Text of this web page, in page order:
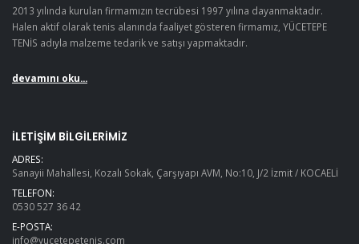
2013 yılında kurulan firmamızın tecrübesi 1997 yılına dayanmaktadır.
Halen aktif olarak tenis alanında faaliyet gösteren firmamız, YÜCETEPE
TENİS adıyla malzeme tedarik ve satışı yapmaktadır.
devamını oku...
İLETIŞIM BILGILERIMIZ
ADRES:
Sanayii Mahallesi, Kozalı Sokak, Çarşıyapı AVM, No:10, J/2 İzmit / KOCAELİ
TELEFON:
0530 527 36 42
E-POSTA:
info@yucetepetenis.com